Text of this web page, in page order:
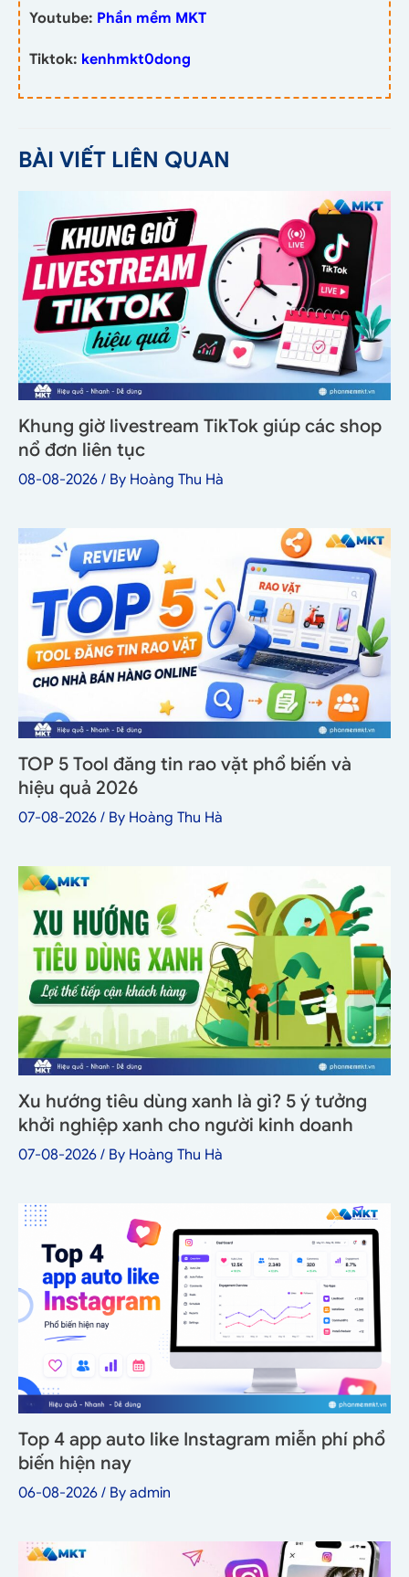
Youtube: Phần mềm MKT
Tiktok: kenhmkt0dong
BÀI VIẾT LIÊN QUAN
Khung giờ livestream TikTok giúp các shop
nổ đơn liên tục
08-08-2026 / By Hoàng Thu Hà
TOP 5 Tool đăng tin rao vặt phổ biến và
hiệu quả 2026
07-08-2026 / By Hoàng Thu Hà
Xu hướng tiêu dùng xanh là gì? 5 ý tưởng
khởi nghiệp xanh cho người kinh doanh
07-08-2026 / By Hoàng Thu Hà
Top 4 app auto like Instagram miễn phí phổ
biến hiện nay
06-08-2026 / By admin